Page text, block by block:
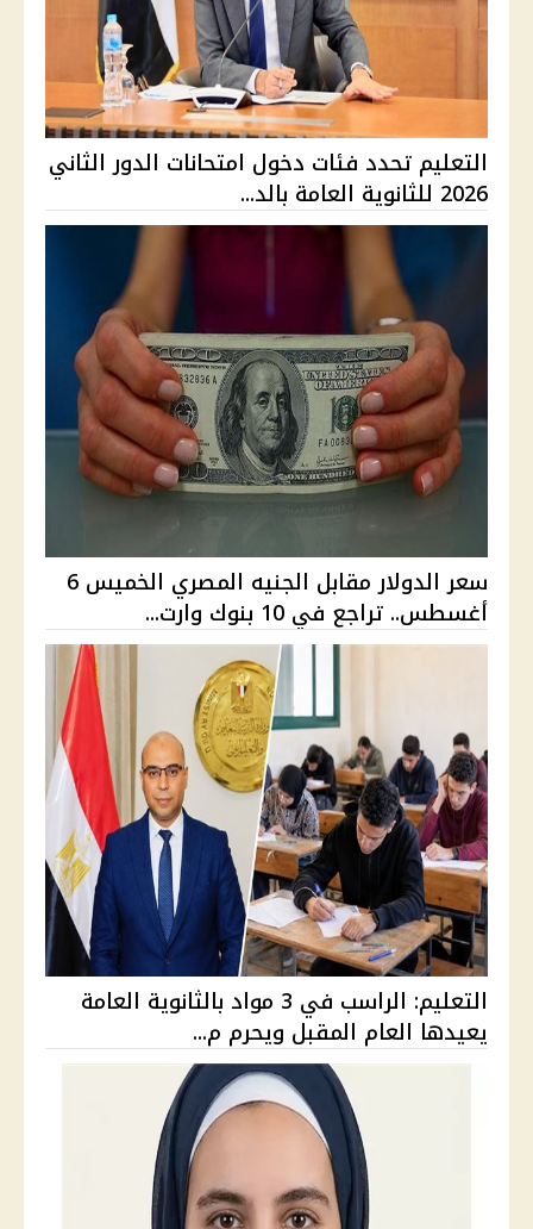
التعليم تحدد فئات دخول امتحانات الدور الثاني
2026 للثانوية العامة بالد...
سعر الدولار مقابل الجنيه المصري الخميس 6
أغسطس.. تراجع في 10 بنوك وارت...
التعليم: الراسب في 3 مواد بالثانوية العامة
يعيدها العام المقبل ويحرم م...